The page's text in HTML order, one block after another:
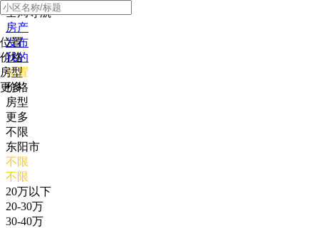
全局导航
房产
发布
我的
位置
价格
房型
更多
位置
价格
房型
更多
不限
东阳市
不限
不限
20万以下
20-30万
30-40万